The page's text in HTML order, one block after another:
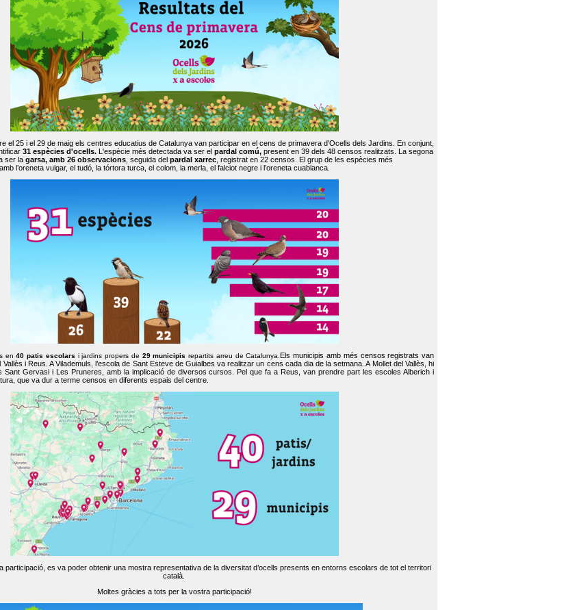
el 25 i el 29 de maig els centres educatius de Catalunya van participar en el cens de primavera d'Ocells dels Jardins. En conjunt,
31 espècies d'ocells. L'espècie més detectada va ser el pardal comú, present en 39 dels 48 censos realitzats. La segona
ser la garsa, amb 26 observacions , seguida del pardal xarrec , registrat en 22 censos. El grup de les espècies més
l’oreneta vulgar, el tudó, la tórtora turca, el colom, la merla, el falciot negre i l’oreneta cuablanca.
en40 patis escolars i jardins propers de 29 municipis repartits arreu de Catalunya. Els municipis amb més censos registrats van
i Reus. A Vilademuls, l’escola de Sant Esteve de Guialbes va realitzar un cens cada dia de la setmana. A Mollet del Vallès, hi
Sant Gervasi i Les Pruneres, amb la implicació de diversos cursos. Pel que fa a Reus, van prendre part les escoles Alberich i
que va dur a terme censos en diferents espais del centre.
participació, es va poder obtenir una mostra representativa de la diversitat d’ocells presents en entorns escolars de tot el territori
català.
Moltes gràcies a tots per la vostra participació!